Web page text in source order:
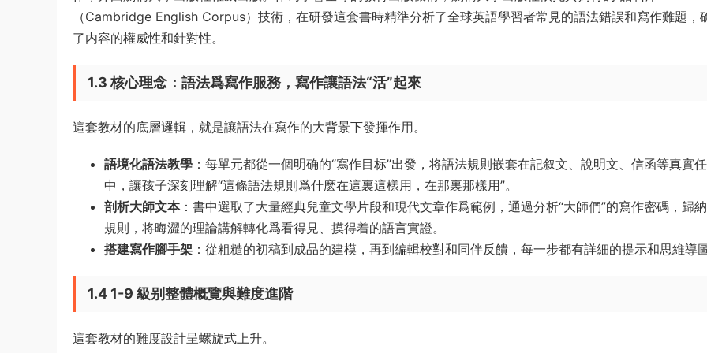
（Cambridge English Corpus）技術，在研發這套書時精準分析了全球英語學習者常見的語法錯誤和寫作難題，
了内容的權威性和針對性。
1.3 核心理念：語法爲寫作服務，寫作讓語法“活”起來
這套教材的底層邏輯，就是讓語法在寫作的大背景下發揮作用。
語境化語法教學 ：每單元都從一個明确的“寫作目标”出發，将語法規則嵌套在記叙文、說明文、信函等真實
中，讓孩子深刻理解“這條語法規則爲什麽在這裏這樣用，在那裏那樣用”。
剖析大師文本：書中選取了大量經典兒童文學片段和現代文章作爲範例，通過分析“大師們”的寫作密碼，歸
規則，将晦澀的理論講解轉化爲看得見、摸得着的語言實證。
搭建寫作腳手架 ：從粗糙的初稿到成品的建模，再到編輯校對和同伴反饋，每一步都有詳細的提示和思維導圖
1.4 1-9 級别整體概覽與難度進階
這套教材的難度設計呈螺旋式上升。